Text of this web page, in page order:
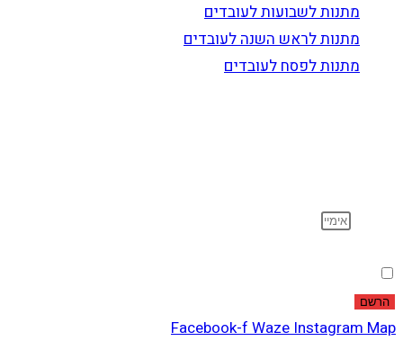
מתנות לשבועות לעובדים
מתנות לראש השנה לעובדים
מתנות לפסח לעובדים
הרשם
Facebook-fWazeInstagramMap